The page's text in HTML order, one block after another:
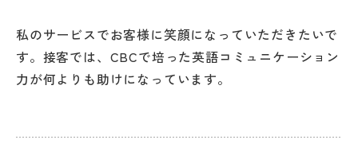
私のサービスでお客様に笑顔になっていただきたいで
す。接客では、CBCで培った英語コミュニケーション
力が何よりも助けになっています。